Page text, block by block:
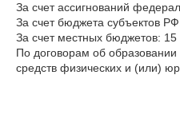
За счет ассигнований
За счет бюджета субъектов
За счет местных бюджетов: 15
По договорам об образовании
средств физических и (или)